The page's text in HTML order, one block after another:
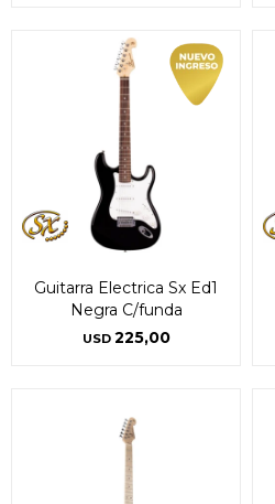
Guitarra Electrica Sx Ed1
Negra C/funda
USD 225,00